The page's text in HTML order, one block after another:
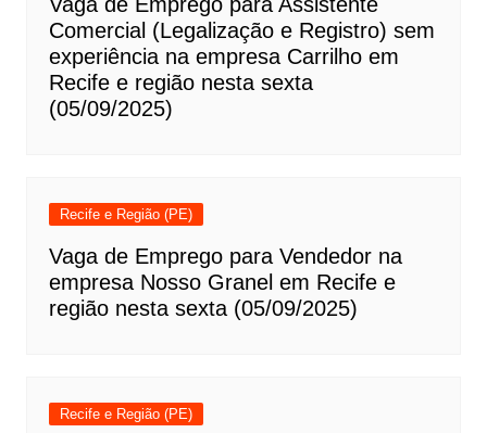
Comercial (Legalização e Registro) sem
experiência na empresa Carrilho em
Recife e região nesta sexta
(05/09/2025)
Recife e Região (PE)
Vaga de Emprego para Vendedor na
empresa Nosso Granel em Recife e
região nesta sexta (05/09/2025)
Recife e Região (PE)